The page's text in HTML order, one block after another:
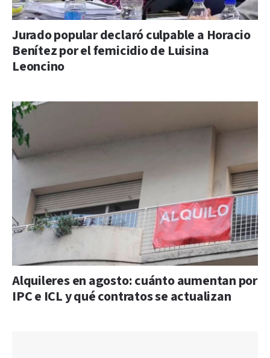
Jurado popular declaró culpable a Horacio
Benítez por el femicidio de Luisina
Leoncino
Alquileres en agosto: cuánto aumentan por
IPC e ICL y qué contratos se actualizan